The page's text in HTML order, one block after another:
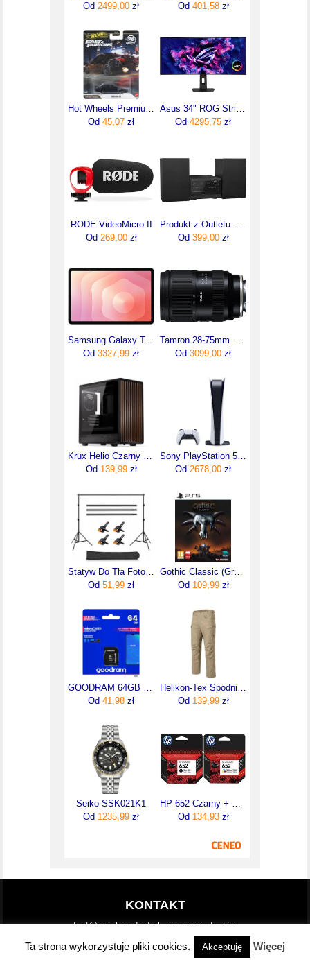
Od 2499,00 zł
Od 401,58zł
Hot Wheels Premium Fast & Furious 2010 Bmw M5 JHW62
Od 45,07 zł
Asus 34" ROG Strix XG34WCDMS (4711636454414)
Od 4295,75 zł
RODE VideoMicro II
Od 269,00zł
Produkt z Outletu: Panasonic Sc-Pm272Eg Mikrowieża Z Cd Radiem Fm I Bluetooth Cz
Od 399,00zł
Samsung Galaxy Tab S11 11" 12/128GB WiFi szary (SM-X730NZAREUE)
Od 3327,99 zł
Tamron 28-75mm F/2.8 Di III VXD G2 Sony E
Od 3099,00 zł
Krux Helio Czarny czarny (KRXD011)
Od 139,99zł
Sony PlayStation 5 Digital Edition
Od 2678,00 zł
Statyw Do Tła Fotograficznego Teł Zestaw 200X200Cm
Od 51,99 zł
Gothic Classic (Gra PS5)
Od 109,99zł
GOODRAM 64GB MICRO CARD cl 10 UHS I + adapter (M1AA-0640R12)
Od 41,98 zł
Helikon-Tex Spodnie Utl Khaki Utp Ripstop M X-Lon SPUTLPR13MXL
Od 139,99zł
Seiko SSK021K1
Od 1235,99 zł
HP 652 Czarny + Kolor (F6V24AE + F6V25AE)
Od 134,93zł
KONTAKT
test@wujek-gadzet.pl - w sprawie testów
i.prasowe@wujek-gadzet.pl - adres do przesyłania informacji
Ta strona wykorzystuje pliki cookies. Akceptuję Więcej